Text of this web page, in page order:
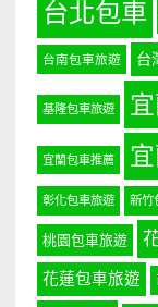
台北包車
台南包車旅遊 台
基隆包車旅遊
宜蘭包車推薦
彰化包車旅遊 新竹
桃園包車旅遊
花蓮包車旅遊